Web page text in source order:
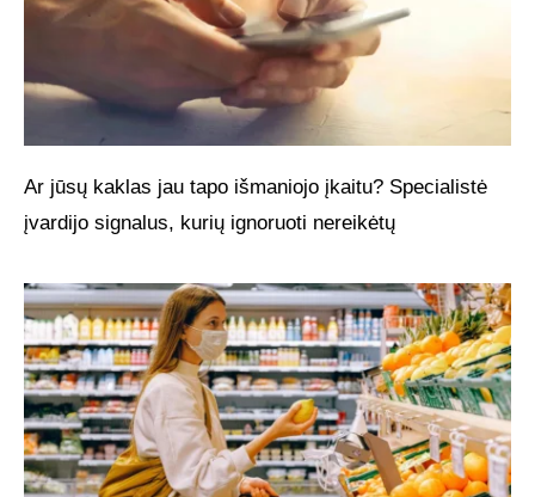
Ar jūsų kaklas jau tapo išmaniojo įkaitu? Specialistė
įvardijo signalus, kurių ignoruoti nereikėtų